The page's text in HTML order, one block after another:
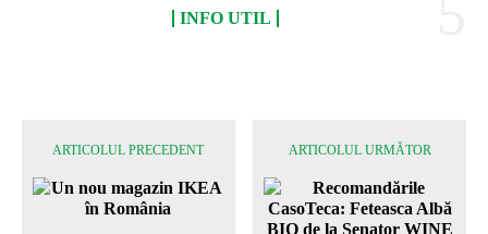
INFO UTIL
ARTICOLUL PRECEDENT ARTICOLUL URMĂTOR